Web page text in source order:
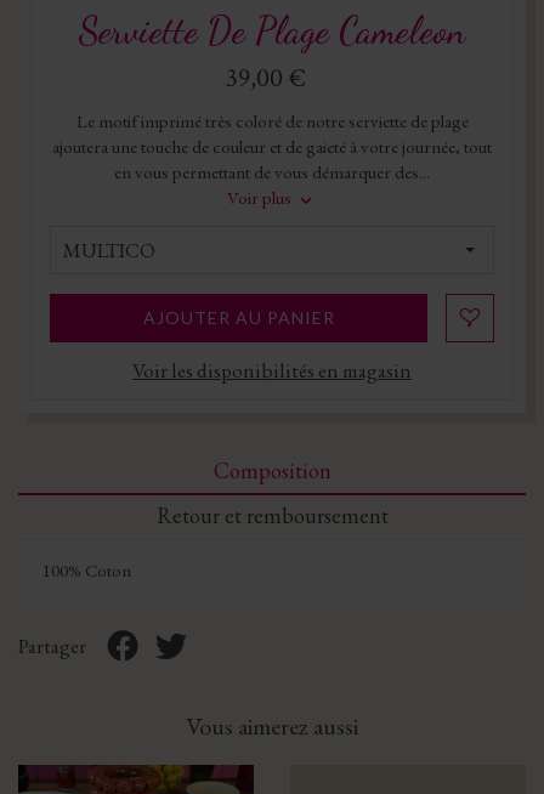
Serviette De Plage Cameleon
39,00 €
Le motif imprimé très coloré de notre serviette de plage
ajoutera une touche de couleur et de gaieté à votre journée, tout
en vous permettant de vous démarquer des...
Voir plus
MULTICO
AJOUTER AU PANIER
Voir les disponibilités en magasin
Composition
Retour et remboursement
100% Coton
Partager
Vous aimerez aussi